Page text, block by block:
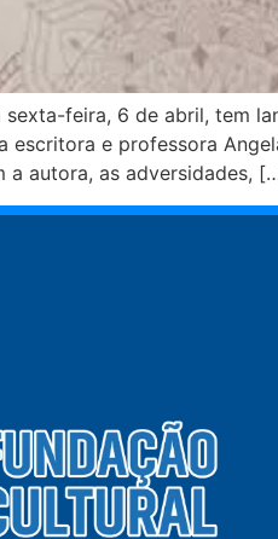
sexta-feira, 6 de abril, tem
escritora e professora
a autora, as adversidades,